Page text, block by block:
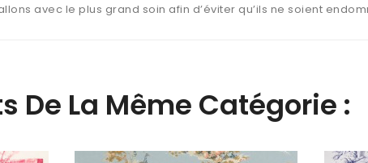
avec le plus grand soin afin d’éviter qu’ils ne soient
De La Même Catégorie :